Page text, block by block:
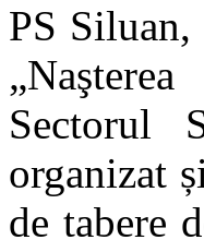
PS
Sectorul
organizat
de tabere